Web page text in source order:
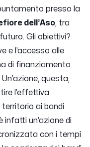
presso la
dell’Aso, tra
Gli obiettivi?
e l’accesso alle
di finanziamento
questa,
l’effettiva
ai bandi
infatti un’azione di
con i tempi